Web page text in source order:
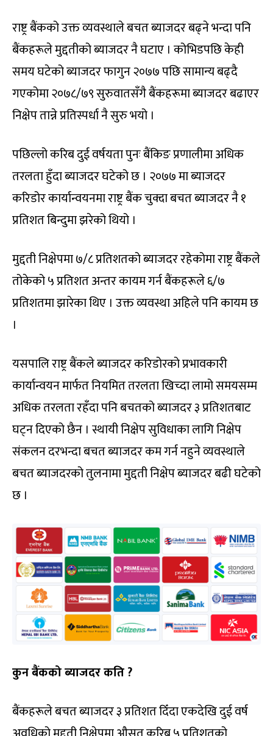
राष्ट्र बैंकको उक्त व्यवस्थाले बचत ब्याजदर बढ्ने भन्दा पनि
बैंकहरूले मुद्दतीको ब्याजदर नै घटाए । कोभिडपछि केही
समय घटेको ब्याजदर फागुन २०७७ पछि सामान्य बढ्दै
गएकोमा २०७८/७९ सुरुवातसँगै बैंकहरूमा ब्याजदर बढाएर
निक्षेप तान्ने प्रतिस्पर्धा नै सुरु भयो ।
पछिल्लो करिब दुई वर्षयता पुनः बैंकिङ प्रणालीमा अधिक
तरलता हुँदा ब्याजदर घटेको छ । २०७७ मा ब्याजदर
करिडोर कार्यान्वयनमा राष्ट्र बैंक चुक्दा बचत ब्याजदर नै १
प्रतिशत बिन्दुमा झरेको थियो ।
मुद्दती निक्षेपमा ७/८ प्रतिशतको ब्याजदर रहेकोमा राष्ट्र बैंकले
तोकेको ५ प्रतिशत अन्तर कायम गर्न बैंकहरूले ६/७
प्रतिशतमा झारेका थिए । उक्त व्यवस्था अहिले पनि कायम छ
।
यसपालि राष्ट्र बैंकले ब्याजदर करिडोरको प्रभावकारी
कार्यान्वयन मार्फत नियमित तरलता खिच्दा लामो समयसम्म
अधिक तरलता रहँदा पनि बचतको ब्याजदर ३ प्रतिशतबाट
घट्न दिएको छैन । स्थायी निक्षेप सुविधाका लागि निक्षेप
संकलन दरभन्दा बचत ब्याजदर कम गर्न नहुने व्यवस्थाले
बचत ब्याजदरको तुलनामा मुद्दती निक्षेप ब्याजदर बढी घटेको
छ ।
कुन बैंकको ब्याजदर कति ?
बैंकहरूले बचत ब्याजदर ३ प्रतिशत दिँदा एकदेखि दुई वर्ष